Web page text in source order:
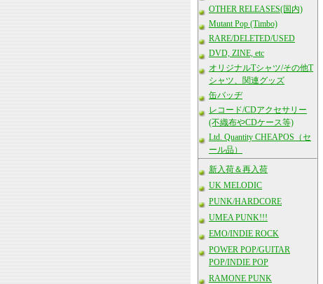
OTHER RELEASES(国内)
Mutant Pop (Timbo)
RARE/DELETED/USED
DVD, ZINE, etc
オリジナルTシャツ/その他T
シャツ、関連グッズ
缶バッヂ
レコード/CDアクセサリー
(不織布やCDケース等)
Ltd. Quantity CHEAPOS（セ
ール品）
新入荷＆再入荷
UK MELODIC
PUNK/HARDCORE
UMEA PUNK!!!
EMO/INDIE ROCK
POWER POP/GUITAR
POP/INDIE POP
RAMONE PUNK